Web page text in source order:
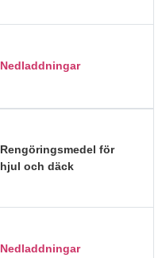
Nedladdningar
Rengöringsmedel för
hjul och däck
Nedladdningar